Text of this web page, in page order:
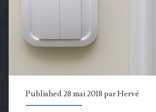
Published 28 mai 2018 parHervé